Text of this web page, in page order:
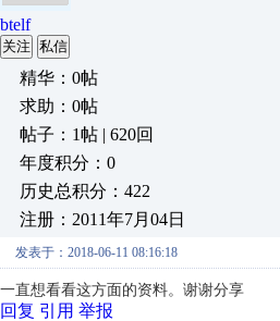
btelf
关注 私信
精华：0帖
求助：0帖
帖子：1帖 | 620回
年度积分：0
历史总积分：422
注册：2011年7月04日
发表于：2018-06-11 08:16:18
一直想看看这方面的资料。谢谢分享
回复 引用 举报